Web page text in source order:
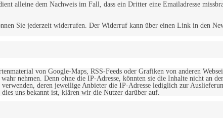
alleine dem Nachweis im Fall, dass ein Dritter eine Emailadresse
Sie jederzeit widerrufen. Der Widerruf kann über einen Link in den
von Google-Maps, RSS-Feeds oder Grafiken von anderen
nehmen. Denn ohne die IP-Adresse, könnten sie die Inhalte nicht an
deren jeweilige Anbieter die IP-Adresse lediglich zur
uns bekannt ist, klären wir die Nutzer darüber auf.